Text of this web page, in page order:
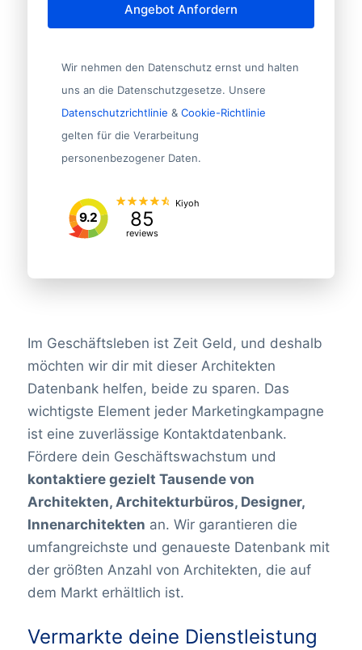
Angebot Anfordern
Wir nehmen den Datenschutz ernst und halten
uns an die Datenschutzgesetze. Unsere
Datenschutzrichtlinie & Cookie-Richtlinie
gelten für die Verarbeitung
personenbezogener Daten.
9.2 85
reviews
Kiyoh
Im Geschäftsleben ist Zeit Geld, und deshalb
möchten wir dir mit dieser Architekten
Datenbank helfen, beide zu sparen. Das
wichtigste Element jeder Marketingkampagne
ist eine zuverlässige Kontaktdatenbank.
Fördere dein Geschäftswachstum und
kontaktiere gezielt Tausende von
Architekten, Architekturbüros, Designer,
Innenarchitekten an. Wir garantieren die
umfangreichste und genaueste Datenbank mit
der größten Anzahl von Architekten, die auf
dem Markt erhältlich ist.
Vermarkte deine Dienstleistung